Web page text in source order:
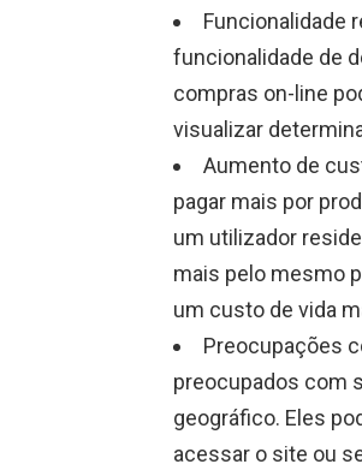
Funcionalidade
funcionalidade de
compras on-line
visualizar
Aumento de
pagar mais por
um utilizador
mais pelo mesmo
um custo de vida
Preocupações
preocupados com
geográfico. Eles
acessar o site ou